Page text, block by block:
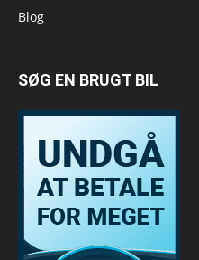
Blog
SØG EN BRUGT BIL